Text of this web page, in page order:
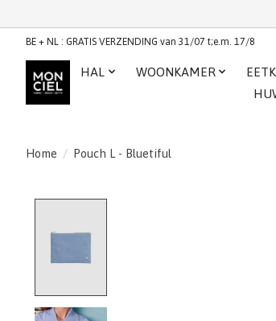
BE + NL : GRATIS VERZENDING van 31/07 t;e.m. 17/8
HAL WOONKAMER
Home / Pouch L - Bluetiful